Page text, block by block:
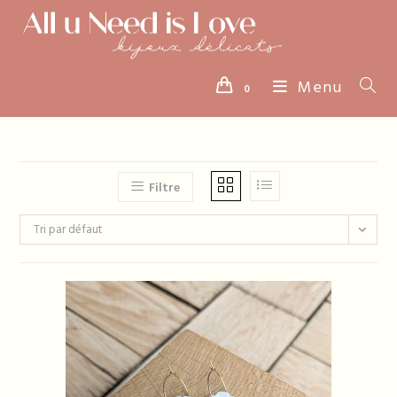
0 Menu
Filtre
Tri par défaut